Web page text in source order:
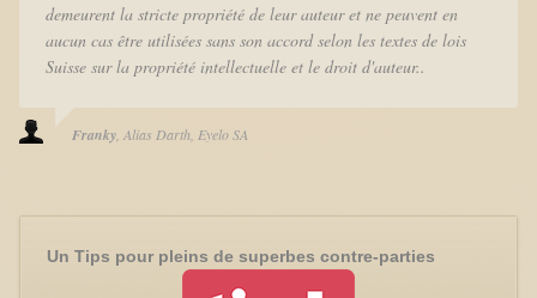
demeurent la stricte propriété de leur auteur et ne peuvent en
aucun cas être utilisées sans son accord selon les textes de lois
Suisse sur la propriété intellectuelle et le droit d'auteur..
Franky Alias Darth Eyelo SA
Un Tips pour pleins de superbes contre-parties